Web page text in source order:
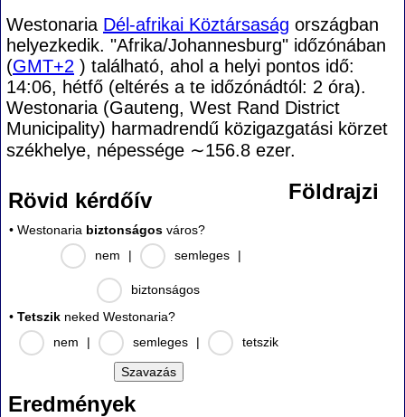
Westonaria Dél-afrikai Köztársaság országban
helyezkedik. "Afrika/Johannesburg" időzónában
(GMT+2 ) található, ahol a helyi pontos idő:
14:06, hétfő (eltérés a te időzónádtól: 2 óra).
Westonaria (Gauteng, West Rand District
Municipality) harmadrendű közigazgatási körzet
székhelye, népessége ∼156.8 ezer.
Rövid kérdőív
• Westonaria biztonságos város?
nem
| semleges |
biztonságos
• Tetszik neked Westonaria?
nem
| semleges | tetszik
Eredmények
Földrajzi